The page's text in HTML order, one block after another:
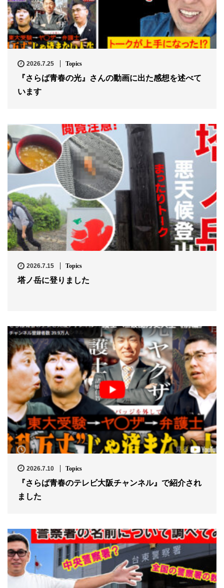
2026.7.25 Topics
『さらば青春の光』さんの動画に出た感想を述べて
います
2026.7.15 Topics
塔ノ岳に登りました
2026.7.10 Topics
『さらば青春のテレビ大阪チャンネル』で紹介され
ました